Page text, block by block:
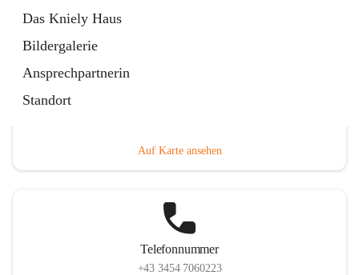
Das Kniely Haus
Bildergalerie
Ansprechpartnerin
StandortArnfelser Straße 10, 8463 Leutschach an der Weinstraße,
Auf Karte ansehen
Telefonnummer
+43 3454 7060223